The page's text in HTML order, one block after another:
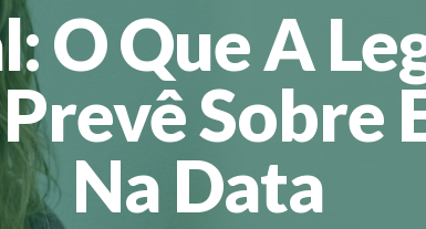
O Que A
Sobre
Na Data